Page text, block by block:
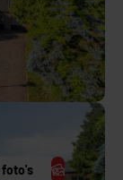
foto's